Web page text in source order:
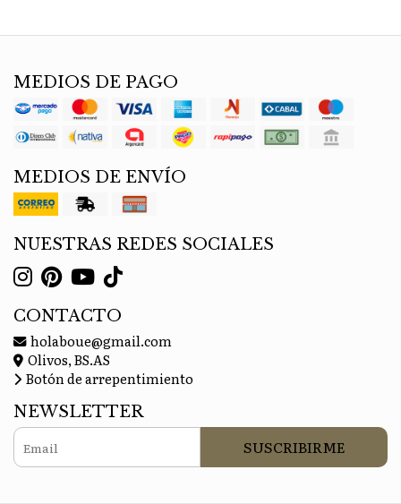
MEDIOS DE PAGO
MEDIOS DE ENVÍO
NUESTRAS REDES SOCIALES
CONTACTO
holaboue@gmail.com
Olivos, BS.AS
Botón de arrepentimiento
NEWSLETTER
SUSCRIBIRME